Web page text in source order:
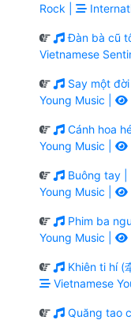
Rock |
Đàn bà cũ
Vietnamese
Say một đời
Young Music |
Cánh hoa
Young Music |
Buông tay |
Young Music |
Phim ba
Young Music |
Khiên ti hí (
Vietnamese
Quăng tao